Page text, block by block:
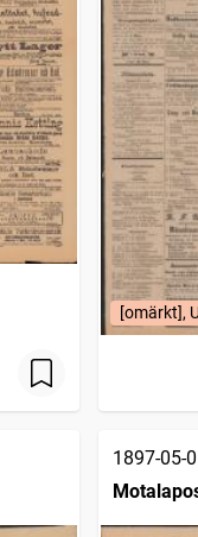
[omärkt],
1897-05-